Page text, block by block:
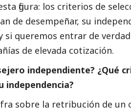
figura: los criterios de
de desempeñar, su
queremos entrar de
de elevada cotización.
independiente? ¿Qué
independencia?
sobre la retribución de un